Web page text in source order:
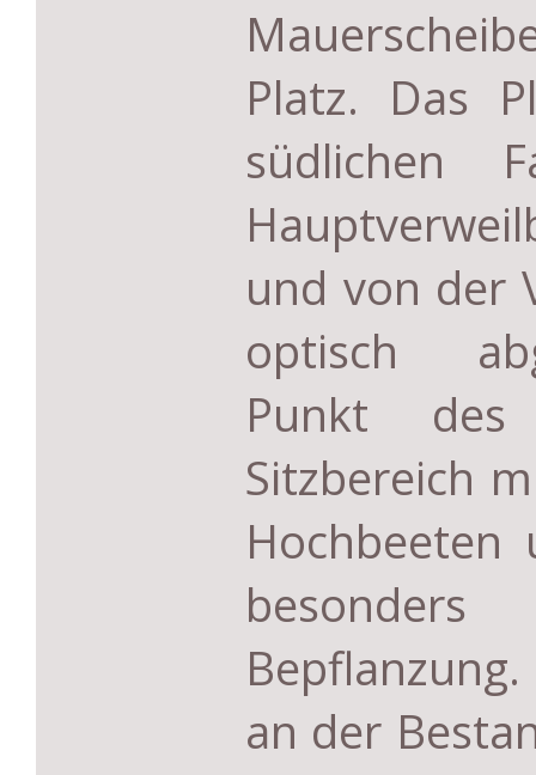
Platz. Das
südlichen
und von der
optisch
Punkt
Sitzbereich
an der